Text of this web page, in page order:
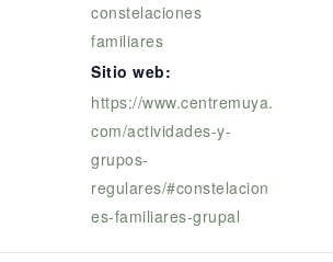
constelaciones
familiares
Sitio web:
https://www.centremuya.
com/actividades-y-
grupos-
regulares/#constelacion
es-familiares-grupal